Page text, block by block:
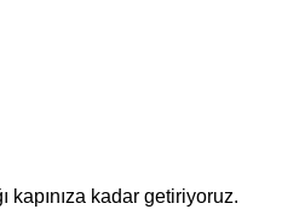
kapınıza kadar getiriyoruz.